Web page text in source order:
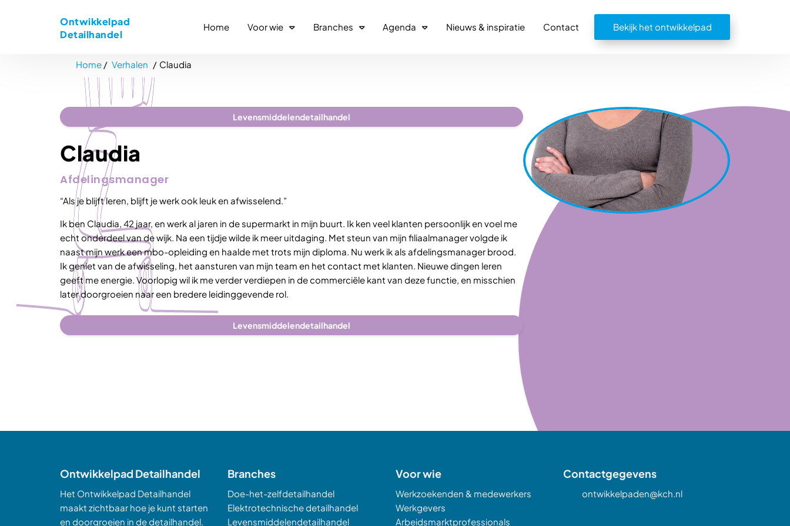
Ontwikkelpad
Detailhandel
Home Voor wie Branches Agenda Nieuws & inspiratie Contact Bekijk het ontwikkelpad
Home Verhalen Claudia
Levensmiddelendetailhandel
Claudia
Afdelingsmanager
“Als je blijft leren, blijft je werk ook leuk en afwisselend.”
Ik ben Claudia, 42 jaar, en werk al jaren in de supermarkt in mijn buurt. Ik ken veel klanten persoonlijk en voel me
echt onderdeel van de wijk. Na een tijdje wilde ik meer uitdaging. Met steun van mijn filiaalmanager volgde ik
naast mijn werk een mbo-opleiding en haalde met trots mijn diploma. Nu werk ik als afdelingsmanager brood.
Ik geniet van de afwisseling, het aansturen van mijn team en het contact met klanten. Nieuwe dingen leren
geeft me energie. Voorlopig wil ik me verder verdiepen in de commerciële kant van deze functie, en misschien
later doorgroeien naar een bredere leidinggevende rol.
Levensmiddelendetailhandel
Ontwikkelpad Detailhandel
Het Ontwikkelpad Detailhandel
maakt zichtbaar hoe je kunt starten
en doorgroeien in de detailhandel.
Branches
Doe-het-zelfdetailhandel
Elektrotechnische detailhandel
Levensmiddelendetailhandel
Voor wie
Werkzoekenden & medewerkers
Werkgevers
Arbeidsmarktprofessionals
Contactgegevens
ontwikkelpaden@kch.nl